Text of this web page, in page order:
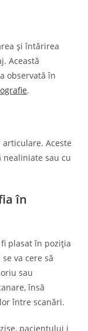
și întărirea
Această
observată în
.
Aceste
sau cu
în
plasat în poziția
va cere să
sau
însă
între scanări.
pacientului i